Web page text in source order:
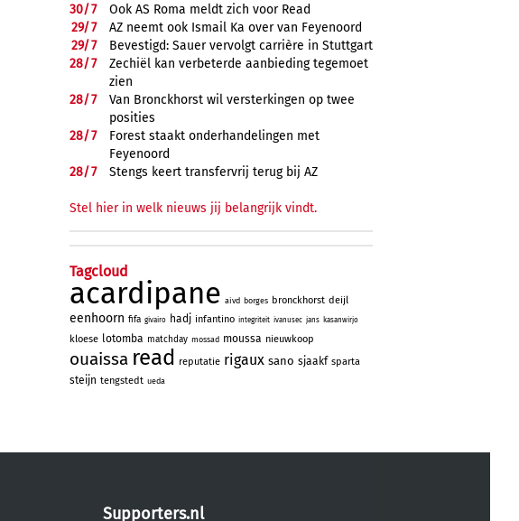
30/7
Ook AS Roma meldt zich voor Read
29/7
AZ neemt ook Ismail Ka over van Feyenoord
29/7
Bevestigd: Sauer vervolgt carrière in Stuttgart
28/7
Zechiël kan verbeterde aanbieding tegemoet
zien
28/7
Van Bronckhorst wil versterkingen op twee
posities
28/7
Forest staakt onderhandelingen met
Feyenoord
28/7 Stengs keert transfervrij terug bij AZ
Stel hier in welk nieuws jij belangrijk vindt.
Tagcloud
acardipane aivd borges bronckhorst deijl
eenhoorn fifa givairo hadj infantino integriteit ivanusec jans kasanwirjo
kloese lotomba matchday mossad moussa nieuwkoop
ouaissa read reputatie rigaux sano sjaakf sparta
steijn tengstedt ueda
Supporters.nl